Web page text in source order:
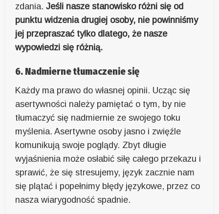
zdania. Jeśli nasze stanowisko różni się od
punktu widzenia drugiej osoby, nie powinniśmy
jej przepraszać tylko dlatego, że nasze
wypowiedzi się różnią.
6. Nadmierne tłumaczenie się
Każdy ma prawo do własnej opinii. Ucząc się
asertywności należy pamiętać o tym, by nie
tłumaczyć się nadmiernie ze swojego toku
myślenia. Asertywne osoby jasno i zwięźle
komunikują swoje poglądy. Zbyt długie
wyjaśnienia może osłabić siłę całego przekazu i
sprawić, że się stresujemy, język zacznie nam
się plątać i popełnimy błędy językowe, przez co
nasza wiarygodność spadnie.